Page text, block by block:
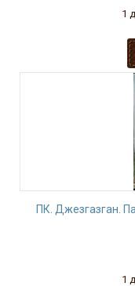
1
ПК. Джезгазган.
1